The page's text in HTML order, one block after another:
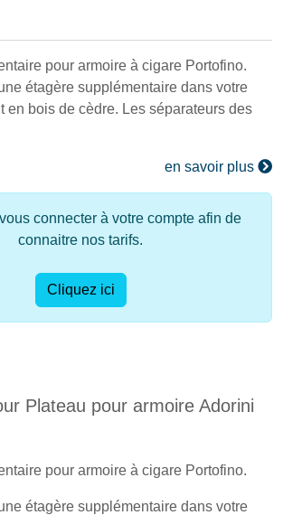
pour armoire à cigare Portofino.
étagère supplémentaire dans votre
en bois de cèdre. Les séparateurs des
en savoir plus
connecter à votre compte afin de
connaitre nos tarifs.
Cliquez ici
Plateau pour armoire Adorini
pour armoire à cigare Portofino.
étagère supplémentaire dans votre